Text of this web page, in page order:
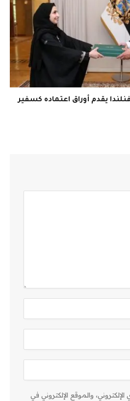
يقدم أوراق اعتماده كسفير
والموقع الإلكتروني في